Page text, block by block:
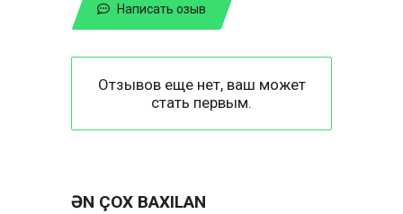
Написать озыв
Отзывов еще нет, ваш может
стать первым.
ƏN ÇOX BAXILAN